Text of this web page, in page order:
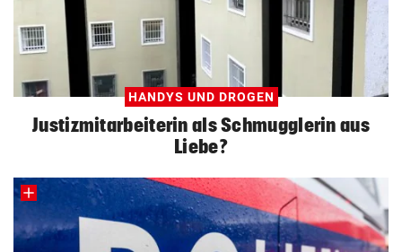
HANDYS UND DROGEN
Justizmitarbeiterin als Schmugglerin aus
Liebe?